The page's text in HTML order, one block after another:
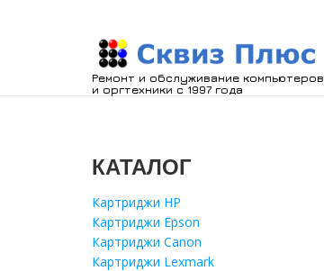
Ремонт и обслуживание компьютеров
и оргтехники с 1997 года
КАТАЛОГ
Картриджи HP
Картриджи Epson
Картриджи Canon
Картриджи Lexmark